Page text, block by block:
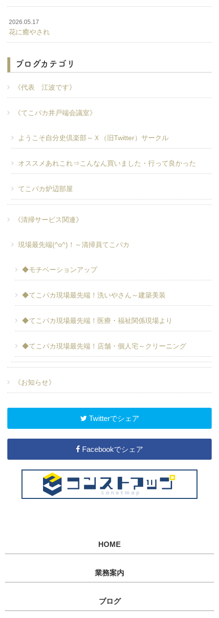
2026.05.17
花に癒やされ
ブログカテゴリ
《代表 江波です》
《てこパカ井戸端会議室》
ようこそ自分史倶楽部～Ｘ（旧Twitter）サークル
オススメあれこれ⇒こんなん買いました・行って良かった
てこパカ炉辺部屋
《清掃サービス関連》
現場最先端(^o^)！～清掃員てこパカ
◆モチベーションアップ
◆てこパカ現場最先端！洗いやさん～建築美装
◆てこパカ現場最先端！医療・福祉関係現場より
◆てこパカ現場最先端！店舗・個人宅～クリーニング
《お知らせ》
Twitterでシェア
Facebookでシェア
HOME
業務案内
ブログ